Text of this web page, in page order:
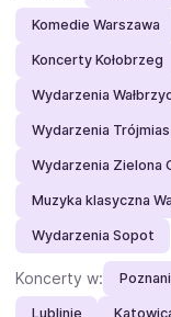
Komedie Warszawa
Koncerty Kołobrzeg
Wydarzenia
Wydarzenia
Wydarzenia Zielona
Muzyka klasyczna
Wydarzenia Sopot
Koncerty w:
Lublinie